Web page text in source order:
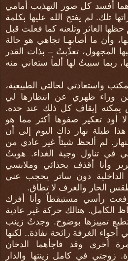
أفسد كل صور التهذيب أمامي
تلك. لم يفتح الله عليها بكلمة
العاثر وتلعنه كما فعلت قبل
وأن ما أصابهـا تجاهي هو حالة
المجهول، تعذّبتُ – بذات القدر
ربما سببتُ لها ألماً ستعاني منه
واستعادتي لحالتي الطبيعية،
وراء ظهري عن انتظارها لي
إيقاف كل ذلك عند حده.
أود تعكير صفوها أكثر مما هو
طيلة نهار ذاك اليوم إلى أن
لم ألحظ شيئاً غير عادي من
في تناول وجبة الغداء. هويتُ
وأنا أقذف بحذائي وملابسي
الداخلية دون ساتر يحجب عني
الحار والغرف لا تطاق.
رأسي مستيقظاً وأنا أفرك
الكامل. هنالك حركة غير عادية
تمييزها بوضوح. وجدتُ زينب
الغرفة رائحة نفاذة.. لكنها
أخرى وقد فاجأهما الدخان
زوجتي في كامل زينتها والدار